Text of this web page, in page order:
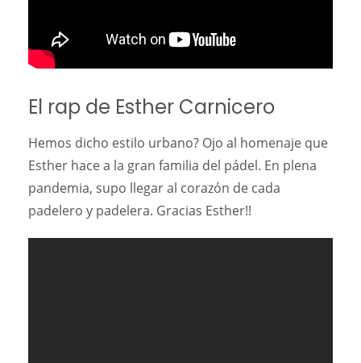
El rap de Esther Carnicero
Hemos dicho estilo urbano? Ojo al homenaje que
Esther hace a la gran familia del pádel. En plena
pandemia, supo llegar al corazón de cada
padelero y padelera. Gracias Esther!!